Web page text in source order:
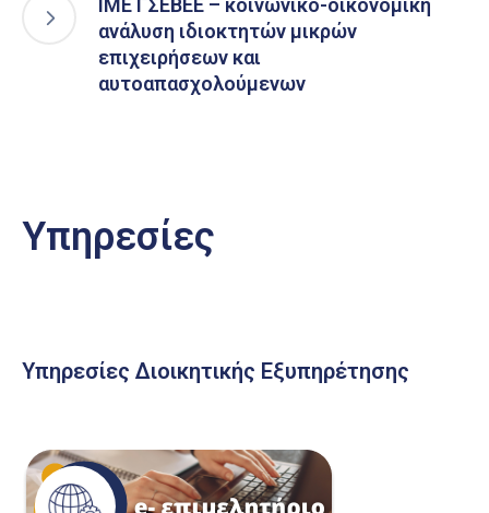
ΙΜΕ ΓΣΕΒΕΕ – κοινωνικο-οικονομική
ανάλυση ιδιοκτητών μικρών
επιχειρήσεων και
αυτοαπασχολούμενων
Υπηρεσίες
Υπηρεσίες Διοικητικής Εξυπηρέτησης